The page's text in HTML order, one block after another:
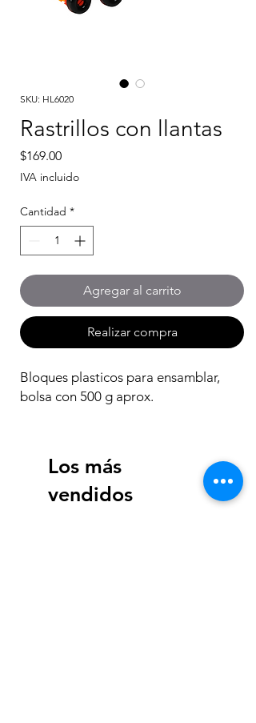
SKU: HL6020
Rastrillos con llantas
$169.00Precio
IVA incluido
Cantidad *
Agregar al carrito
Realizar compra
Bloques plasticos para ensamblar,
bolsa con 500 g aprox.
Los más
vendidos